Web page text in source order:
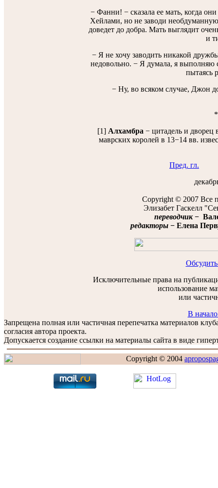
− Фанни! − сказала ее мать, когда
Хейлами, но не заводи
доведет до добра. Мать выглядит
и
− Я не хочу заводить никакой
недовольно. − Я думала, я выполняю
пытаясь
− Ну, во всяком случае, Джон
[1] Алхамбрa − цитадель и дворец
маврских королей в 13−14 вв.
Пред. гл.
Copyright © 2007 Все
Элизабет Гаскелл
переводчик−
редакторы− Елена
Исключительные права на
использование
или
В
Запрещена полная или частичная перепечатка материалов
согласия автора проекта.
Допускается создание ссылки на материалы сайта в виде
Copyright © 2004